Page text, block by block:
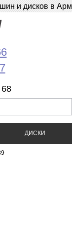
и дисков в
ДИСКИ